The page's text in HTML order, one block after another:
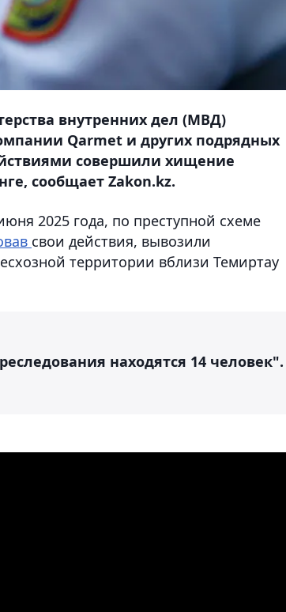
внутренних дел (МВД)
Qarmet и других подрядных
совершили хищение
сообщает Zakon.kz.
2025 года, по преступной схеме
свои действия, вывозили
территории вблизи Темиртау
находятся 14 человек".